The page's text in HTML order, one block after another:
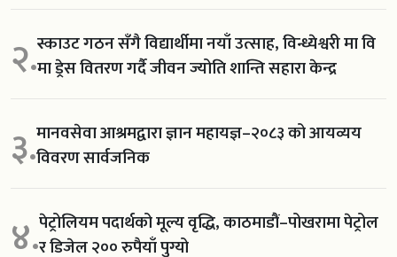
२.स्काउट गठन सँगै विद्यार्थीमा नयाँ उत्साह, विन्ध्येश्वरी मा वि
मा ड्रेस वितरण गर्दै जीवन ज्योति शान्ति सहारा केन्द्र
३.मानवसेवा आश्रमद्वारा ज्ञान महायज्ञ–२०८३ को आयव्यय
विवरण सार्वजनिक
४.पेट्रोलियम पदार्थको मूल्य वृद्धि, काठमाडौं–पोखरामा पेट्रोल
र डिजेल २०० रुपैयाँ पुग्यो